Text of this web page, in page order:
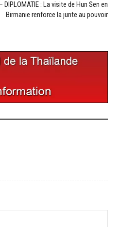
DIPLOMATIE : La visite de Hun Sen en
Birmanie renforce la junte au pouvoir